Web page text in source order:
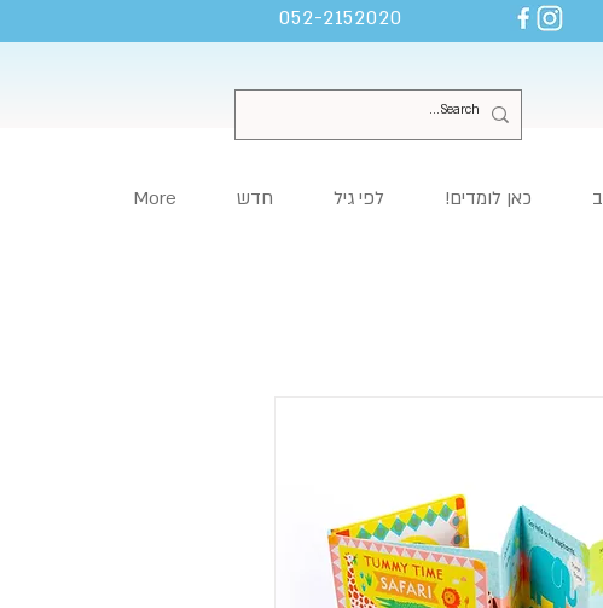
052-2152020
כאן לומדים! לפי גיל חדש More